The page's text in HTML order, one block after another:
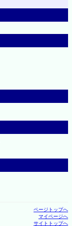
ページトップへ
マイページへ
サイトトップへ